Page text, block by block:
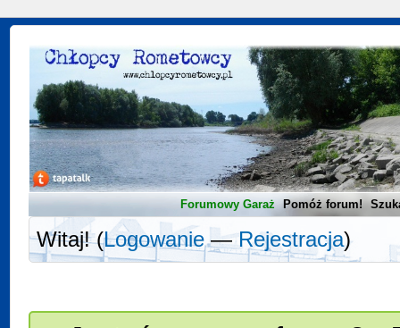
Forumowy Garaż Pomóż forum!
Witaj! (Logowanie—Rejestracja)